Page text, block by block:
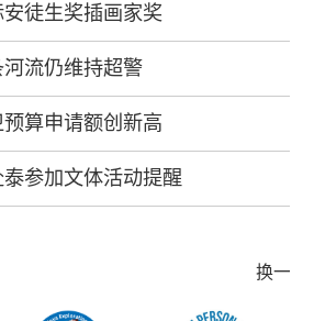
徒生奖插画家奖
流仍维持超警
预算申请额创新高
参加文体活动提醒
换一批